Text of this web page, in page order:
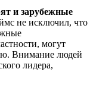
и зарубежные
не исключил, что
могут
Внимание людей
лидера,